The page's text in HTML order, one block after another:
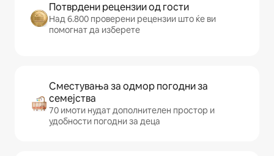
Потврдени рецензии од гости
Над 6.800 проверени рецензии што ќе ви
помогнат да изберете
Сместувања за одмор погодни за
семејства
70 имоти нудат дополнителен простор и
удобности погодни за деца